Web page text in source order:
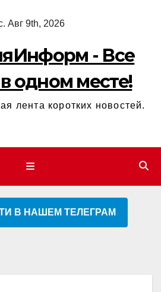
Авг 9th, 2026
- Все
одном месте!
лента коротких новостей.
В НАШЕМ ТЕЛЕГРАМ